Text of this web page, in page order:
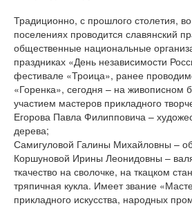
Традиционно, с прошлого столетия,
поселениях проводится славянский
общественные национальные
праздниках «День независимости
фестивале «Троица», ранее
«Горенка», сегодня – на живописном
участием мастеров прикладного
Егорова Павла Филипповича –
дерева;
Самигуловой Галины Михайловны –
Коршуновой Ирины Леонидовны –
ткачество на сволочке, на ткацком
тряпичная кукла. Имеет звание
прикладного искусства, народных